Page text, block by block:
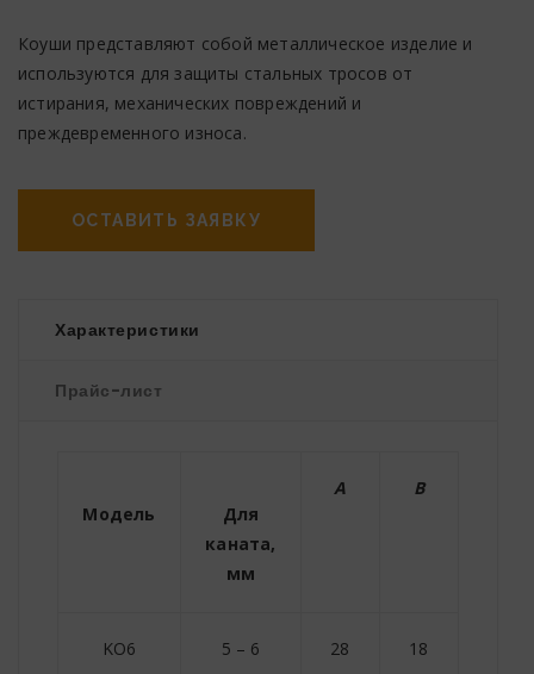
Коуши представляют собой металлическое изделие и
используются для защиты стальных тросов от
истирания, механических повреждений и
преждевременного износа.
ОСТАВИТЬ ЗАЯВКУ
Характеристики
Прайс-лист
Модель
Для
каната,
мм
A B
KO6 5 – 6 28 18